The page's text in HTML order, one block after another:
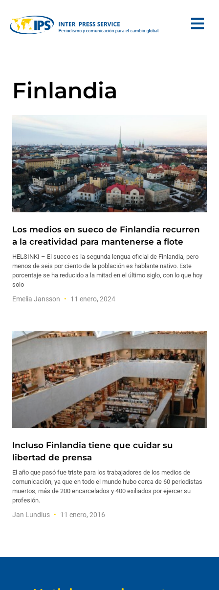
Finlandia
Los medios en sueco de Finlandia recurren
a la creatividad para mantenerse a flote
HELSINKI – El sueco es la segunda lengua oficial de Finlandia, pero
menos de seis por ciento de la población es hablante nativo. Este
porcentaje se ha reducido a la mitad en el último siglo, con lo que hoy
solo
Emelia Jansson 11 enero, 2024
Incluso Finlandia tiene que cuidar su
libertad de prensa
El año que pasó fue triste para los trabajadores de los medios de
comunicación, ya que en todo el mundo hubo cerca de 60 periodistas
muertos, más de 200 encarcelados y 400 exiliados por ejercer su
profesión.
Jan Lundius 11 enero, 2016